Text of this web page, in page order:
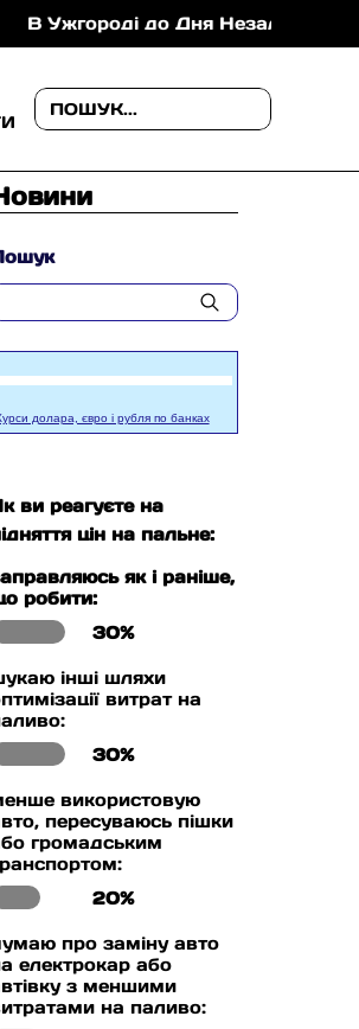
до Дня Незалежності
долара, євро і рубля по банках
ви реагуєте на
цін на пальне:
як і раніше,
робити:
30%
інші шляхи
витрат на
30%
використовую
пересуваюсь пішки
громадським
20%
про заміну авто
електрокар або
з меншими
на паливо: